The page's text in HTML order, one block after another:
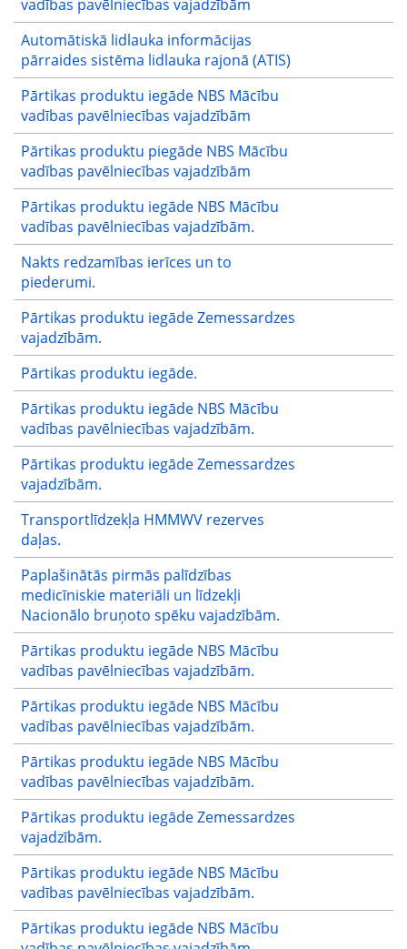
vadības pavēlniecības vajadzībām
Automātiskā lidlauka informācijas
pārraides sistēma lidlauka rajonā (ATIS)
Pārtikas produktu iegāde NBS Mācību
vadības pavēlniecības vajadzībām
Pārtikas produktu piegāde NBS Mācību
vadības pavēlniecības vajadzībām
Pārtikas produktu iegāde NBS Mācību
vadības pavēlniecības vajadzībām.
Nakts redzamības ierīces un to
piederumi.
Pārtikas produktu iegāde Zemessardzes
vajadzībām.
Pārtikas produktu iegāde.
Pārtikas produktu iegāde NBS Mācību
vadības pavēlniecības vajadzībām.
Pārtikas produktu iegāde Zemessardzes
vajadzībām.
Transportlīdzekļa HMMWV rezerves
daļas.
Paplašinātās pirmās palīdzības
medicīniskie materiāli un līdzekļi
Nacionālo bruņoto spēku vajadzībām.
Pārtikas produktu iegāde NBS Mācību
vadības pavēlniecības vajadzībām.
Pārtikas produktu iegāde NBS Mācību
vadības pavēlniecības vajadzībām.
Pārtikas produktu iegāde NBS Mācību
vadības pavēlniecības vajadzībām.
Pārtikas produktu iegāde Zemessardzes
vajadzībām.
Pārtikas produktu iegāde NBS Mācību
vadības pavēlniecības vajadzībām.
Pārtikas produktu iegāde NBS Mācību